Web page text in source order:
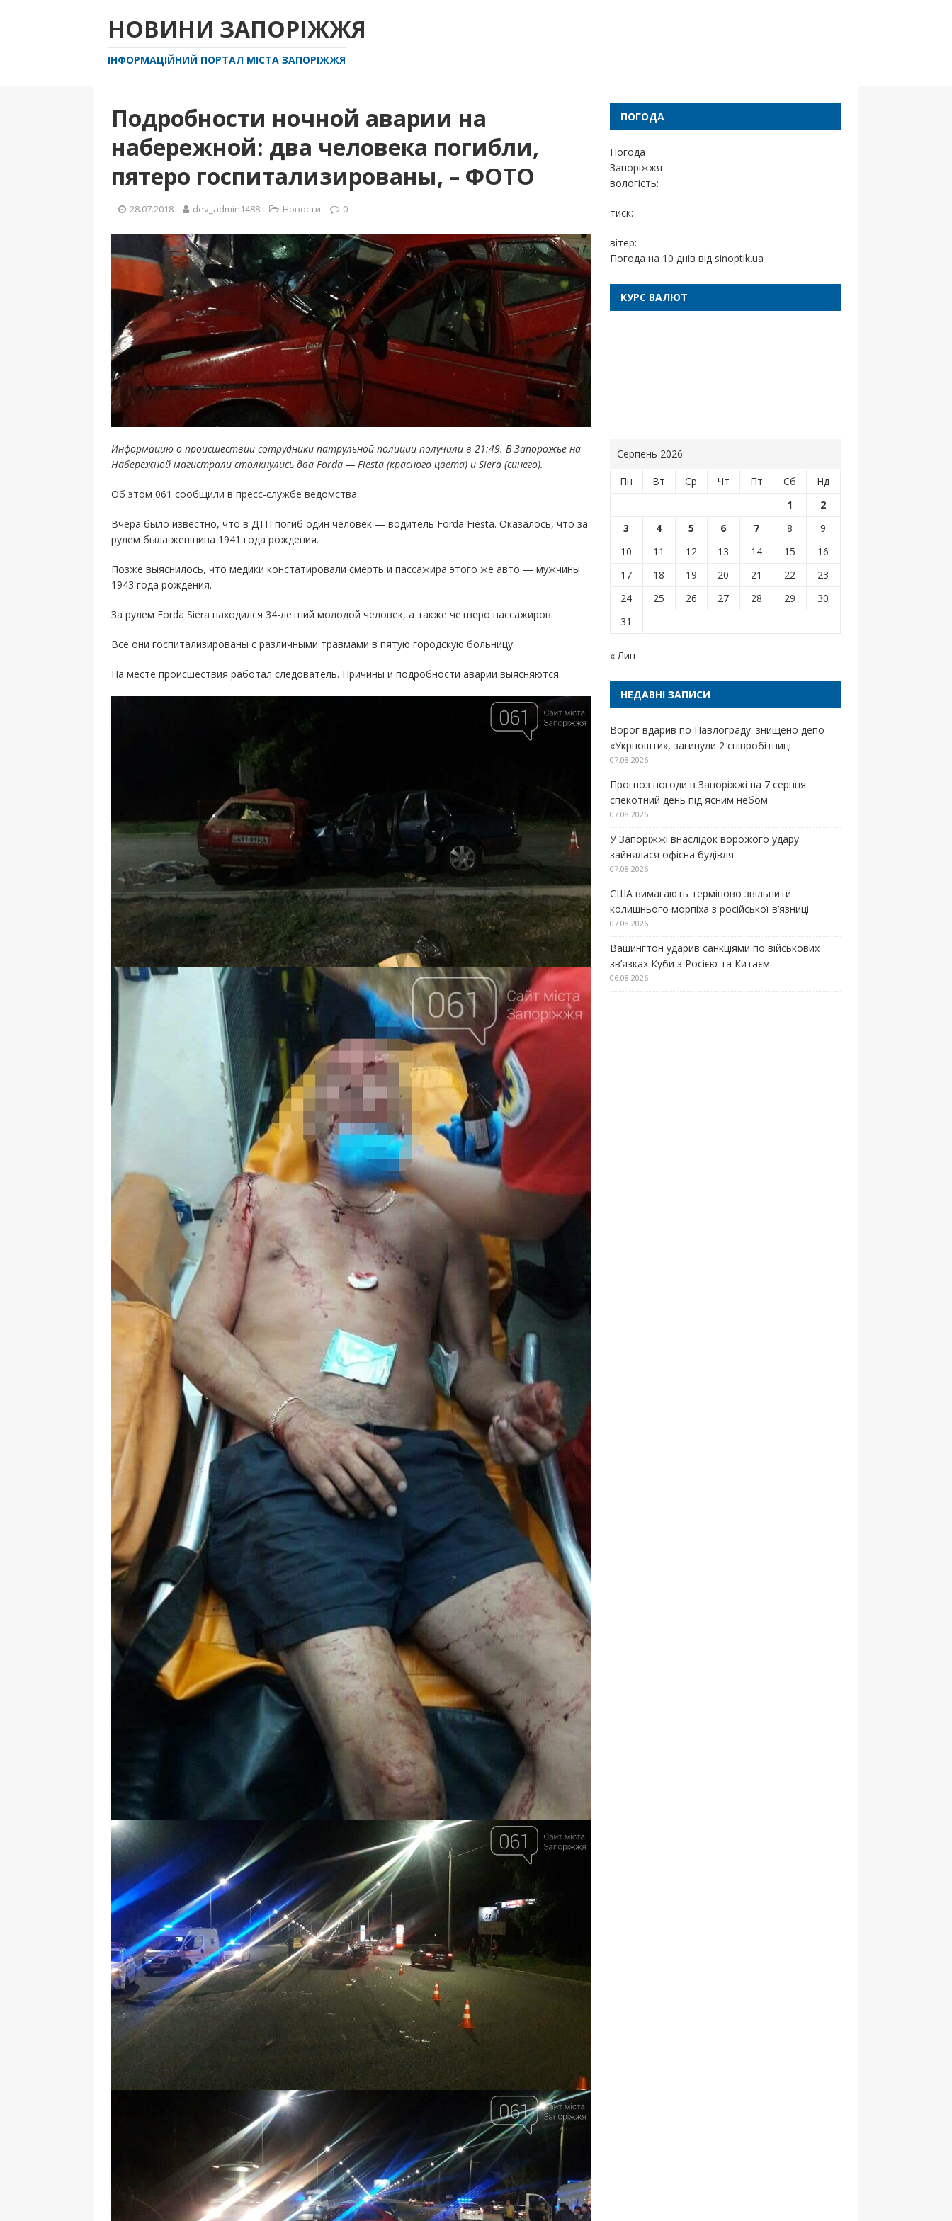
НОВИНИ ЗАПОРІЖЖЯ
ІНФОРМАЦІЙНИЙ ПОРТАЛ МІСТА ЗАПОРІЖЖЯ
Подробности ночной аварии на
набережной: два человека погибли,
пятеро госпитализированы, – ФОТО
28.07.2018 dev_admin1488 Новости 0
Информацию о происшествии сотрудники патрульной полиции получили в 21:49. В Запорожье на
Набережной магистрали столкнулись два Forda — Fiesta (красного цвета) и Siera (синего).
Об этом 061 сообщили в пресс-службе ведомства.
Вчера было известно, что в ДТП погиб один человек — водитель Forda Fiesta. Оказалось, что за
рулем была женщина 1941 года рождения.
Позже выяснилось, что медики констатировали смерть и пассажира этого же авто — мужчины
1943 года рождения.
За рулем Forda Siera находился 34-летний молодой человек, а также четверо пассажиров.
Все они госпитализированы с различными травмами в пятую городскую больницу.
На месте происшествия работал следователь. Причины и подробности аварии выясняются.
ПОГОДА
Погода
Запоріжжя
вологість:
тиск:
вітер:
Погода на 10 днів від sinoptik.ua
КУРС ВАЛЮТ
Серпень 2026
Пн Вт Ср Чт Пт Сб
Нд
1
2
3
4 5 6 7 8
9
10
11 12 13 14 15
16
17
18 19 20 21 22
23
24
25 26 27 28 29
30
31
« Лип
НЕДАВНІ ЗАПИСИ
Ворог вдарив по Павлограду: знищено депо
«Укрпошти», загинули 2 співробітниці
07.08.2026
Прогноз погоди в Запоріжжі на 7 серпня:
спекотний день під ясним небом
07.08.2026
У Запоріжжі внаслідок ворожого удару
зайнялася офісна будівля
07.08.2026
США вимагають терміново звільнити
колишнього морпіха з російської в’язниці
07.08.2026
Вашингтон ударив санкціями по військових
зв’язках Куби з Росією та Китаєм
06.08.2026